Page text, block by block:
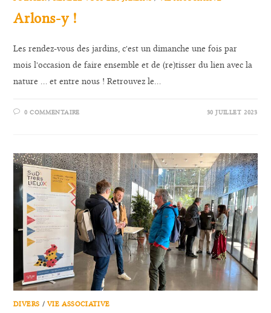
Arlons-y !
Les rendez-vous des jardins, c'est un dimanche une fois par
mois l'occasion de faire ensemble et de (re)tisser du lien avec la
nature ... et entre nous ! Retrouvez le…
0 COMMENTAIRE 30 JUILLET 2023
DIVERS / VIE ASSOCIATIVE